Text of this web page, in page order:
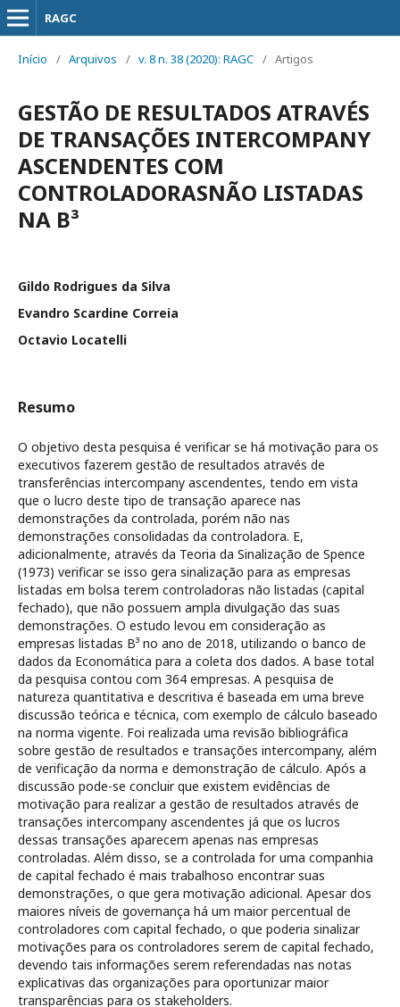
RAGC
Início / Arquivos / v. 8 n. 38 (2020): RAGC / Artigos
GESTÃO DE RESULTADOS ATRAVÉS
DE TRANSAÇÕES INTERCOMPANY
ASCENDENTES COM
CONTROLADORASNÃO LISTADAS
NA B³
Gildo Rodrigues da Silva
Evandro Scardine Correia
Octavio Locatelli
Resumo
O objetivo desta pesquisa é verificar se há motivação para os
executivos fazerem gestão de resultados através de
transferências intercompany ascendentes, tendo em vista
que o lucro deste tipo de transação aparece nas
demonstrações da controlada, porém não nas
demonstrações consolidadas da controladora. E,
adicionalmente, através da Teoria da Sinalização de Spence
(1973) verificar se isso gera sinalização para as empresas
listadas em bolsa terem controladoras não listadas (capital
fechado), que não possuem ampla divulgação das suas
demonstrações. O estudo levou em consideração as
empresas listadas B³ no ano de 2018, utilizando o banco de
dados da Economática para a coleta dos dados. A base total
da pesquisa contou com 364 empresas. A pesquisa de
natureza quantitativa e descritiva é baseada em uma breve
discussão teórica e técnica, com exemplo de cálculo baseado
na norma vigente. Foi realizada uma revisão bibliográfica
sobre gestão de resultados e transações intercompany, além
de verificação da norma e demonstração de cálculo. Após a
discussão pode-se concluir que existem evidências de
motivação para realizar a gestão de resultados através de
transações intercompany ascendentes já que os lucros
dessas transações aparecem apenas nas empresas
controladas. Além disso, se a controlada for uma companhia
de capital fechado é mais trabalhoso encontrar suas
demonstrações, o que gera motivação adicional. Apesar dos
maiores níveis de governança há um maior percentual de
controladores com capital fechado, o que poderia sinalizar
motivações para os controladores serem de capital fechado,
devendo tais informações serem referendadas nas notas
explicativas das organizações para oportunizar maior
transparências para os stakeholders.